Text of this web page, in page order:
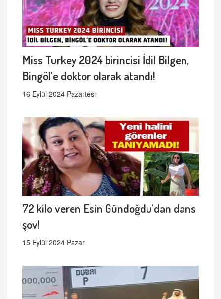
Miss Turkey 2024 birincisi İdil Bilgen,
Bingöl'e doktor olarak atandı!
16 Eylül 2024 Pazartesi
72 kilo veren Esin Gündoğdu'dan dans
şov!
15 Eylül 2024 Pazar